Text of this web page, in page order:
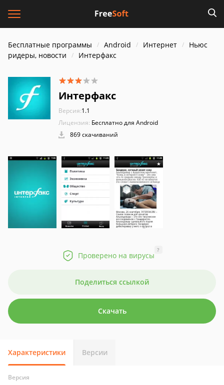
Бесплатные программы Android Интернет
Ньюс
ридеры, новости
Интерфакс
Интерфакс
Версия:1.1
Лицензия: Бесплатно для Android
869 скачиваний
Проверено на вирусы
?
Поделиться ссылкой
Скачать
Характеристики Версии
Версия